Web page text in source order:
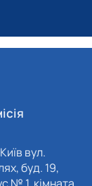
вул.
буд. 19,